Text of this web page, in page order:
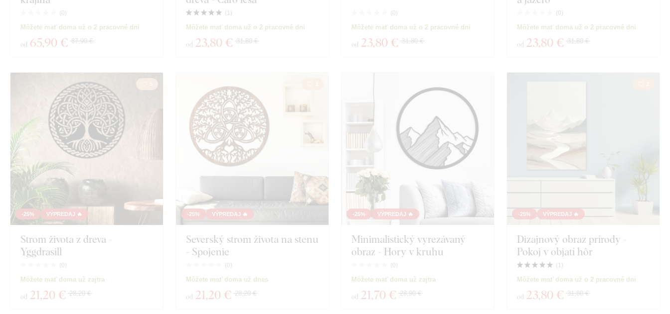
Materiál
Hĺbka
Zobraziť 62 produktov Zavrieť filter
( 0)
Môžete mať doma už o 2 pracovné dni
od 65,90 € 87,90 €
(1)
Môžete mať doma už o 2 pracovné dni
od 23,80 € 31,80 €
( 0)
Môžete mať doma už o 2 pracovné dni
od 23,80 € 31,80 €
( 0)
Môžete mať doma už o 2 pracovné dni
od 23,80 € 31,80 €
-25% VÝPREDAJ 🔥
Strom života z dreva -
Yggdrasill
( 0)
Môžete mať doma už zajtra
od 21,20 € 28,20 €
-25% VÝPREDAJ 🔥
Severský strom života na stenu
- Spojenie
( 0)
Môžete mať doma už dnes
od 21,20 € 28,20 €
-25% VÝPREDAJ 🔥
Minimalistický vyrezávaný
obraz - Hory v kruhu
( 0)
Môžete mať doma už zajtra
od 21,70 € 28,90 €
-25% VÝPREDAJ 🔥
Dizajnový obraz prírody -
Pokoj v objatí hôr
(1)
Môžete mať doma už o 2 pracovné dni
od 23,80 € 31,80 €